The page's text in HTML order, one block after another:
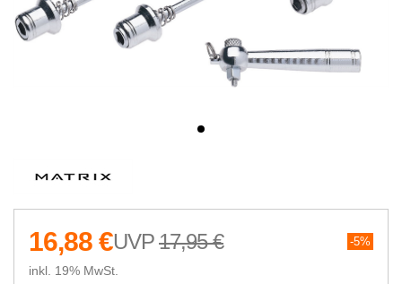
17,95 € 5%
16,88 €
inkl. 19% MwSt.